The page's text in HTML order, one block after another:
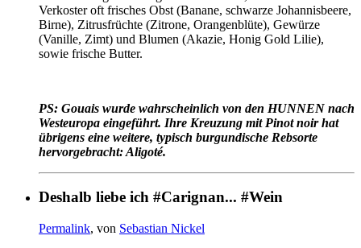
Verkoster oft frisches Obst (Banane, schwarze Johannisbeere,
Birne), Zitrusfrüchte (Zitrone, Orangenblüte), Gewürze
(Vanille, Zimt) und Blumen (Akazie, Honig Gold Lilie),
sowie frische Butter.
PS: Gouais wurde wahrscheinlich von den HUNNEN nach
Westeuropa eingeführt. Ihre Kreuzung mit Pinot noir hat
übrigens eine weitere, typisch burgundische Rebsorte
hervorgebracht: Aligoté.
Deshalb liebe ich #Carignan... #Wein
Permalink, von Sebastian Nickel